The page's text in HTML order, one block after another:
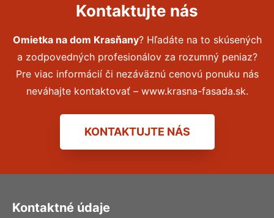
Kontaktujte nás
Omietka na dom Krasňany? Hľadáte na to skúsených
a zodpovedných profesionálov za rozumný peniaz?
Pre viac informácií či nezáväznú cenovú ponuku nás
neváhajte kontaktovať – www.krasna-fasada.sk.
KONTAKTUJTE NÁS
Kontaktné údaje